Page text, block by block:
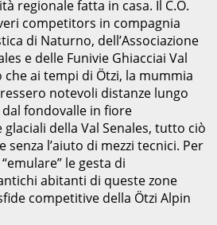
regionale fatta in casa. Il C.O.
competitors in compagnia
di Naturno, dell’Associazione
e delle Funivie Ghiacciai Val
che ai tempi di Ötzi, la mummia
notevoli distanze lungo
fondovalle in fiore
della Val Senales, tutto ciò
l’aiuto di mezzi tecnici. Per
le gesta di
abitanti di queste zone
competitive della Ötzi Alpin